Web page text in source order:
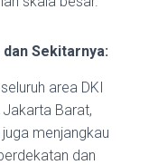
Sekitarnya:
area DKI
Barat,
menjangkau
dan